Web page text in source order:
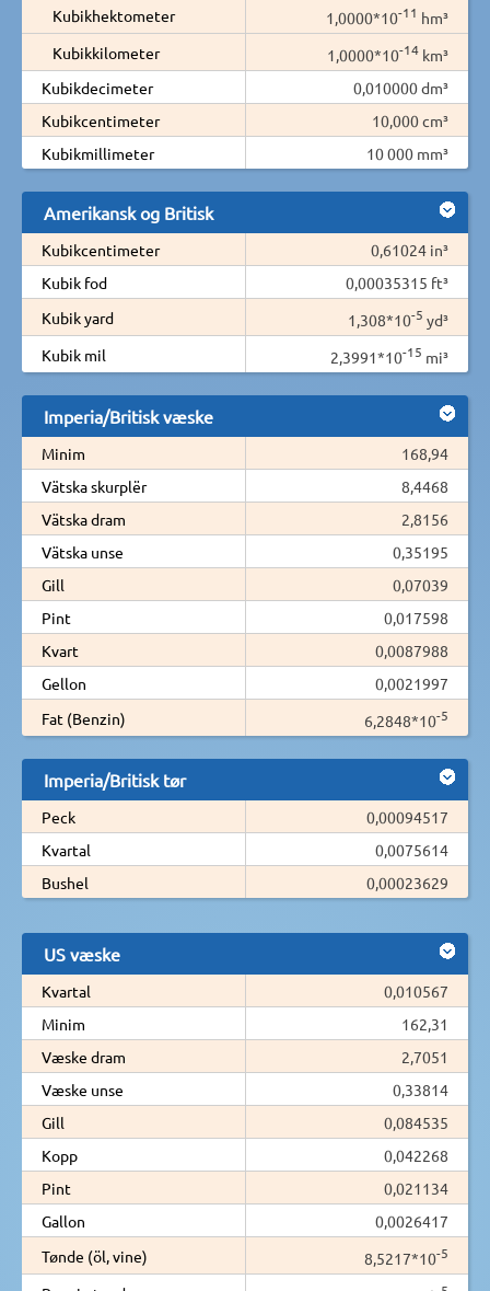
Kubikhektometer
1,0000*10-11 hm³
Kubikkilometer
1,0000*10-14 km³
Kubikdecimeter
0,010000 dm³
Kubikcentimeter
10,000 cm³
Kubikmillimeter
10 000 mm³
Amerikansk og Britisk
Kubikcentimeter
0,61024 in³
Kubik fod
0,00035315 ft³
Kubik yard
1,308*10-5 yd³
Kubik mil
2,3991*10-15 mi³
Imperia/Britisk væske
Minim
168,94
Vätska skurplër
8,4468
Vätska dram
2,8156
Vätska unse
0,35195
Gill
0,07039
Pint
0,017598
Kvart
0,0087988
Gellon
0,0021997
Fat (Benzin)
6,2848*10-5
Imperia/Britisk tør
Peck
0,00094517
Kvartal
0,0075614
Bushel
0,00023629
US væske
Kvartal
0,010567
Minim
162,31
Væske dram
2,7051
Væske unse
0,33814
Gill
0,084535
Kopp
0,042268
Pint
0,021134
Gallon
0,0026417
Tønde (öl, vine)
8,5217*10-5